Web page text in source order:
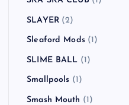
SLAYER(2)
Sleaford Mods(1)
SLIME BALL (1)
Smallpools (1)
Smash Mouth (1)